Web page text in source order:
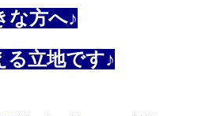
な方へ♪
る立地です♪